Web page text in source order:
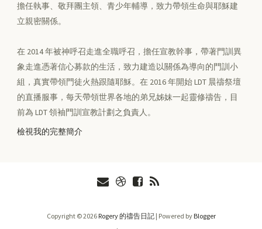
擔任執事、敬拜團主領、青少年輔導，致力帶領生命與耶穌建
立親密關係。
在 2014 年被神呼召走進全職呼召，擔任宣教幹事，帶著門訓異
象走進憑著信心募款的生活，致力建造以關係為導向的門訓小
組，真實帶領門徒火熱跟隨耶穌。在 2016 年開始 LDT 晨禱祭壇
的直播服事，每天帶領世界各地的弟兄姊妹一起靈修禱告，目
前為 LDT 領袖門訓宣教計劃之負責人。
檢視我的完整簡介
Copyright ©2026 Rogery 的禱告日記| Powered by Blogger